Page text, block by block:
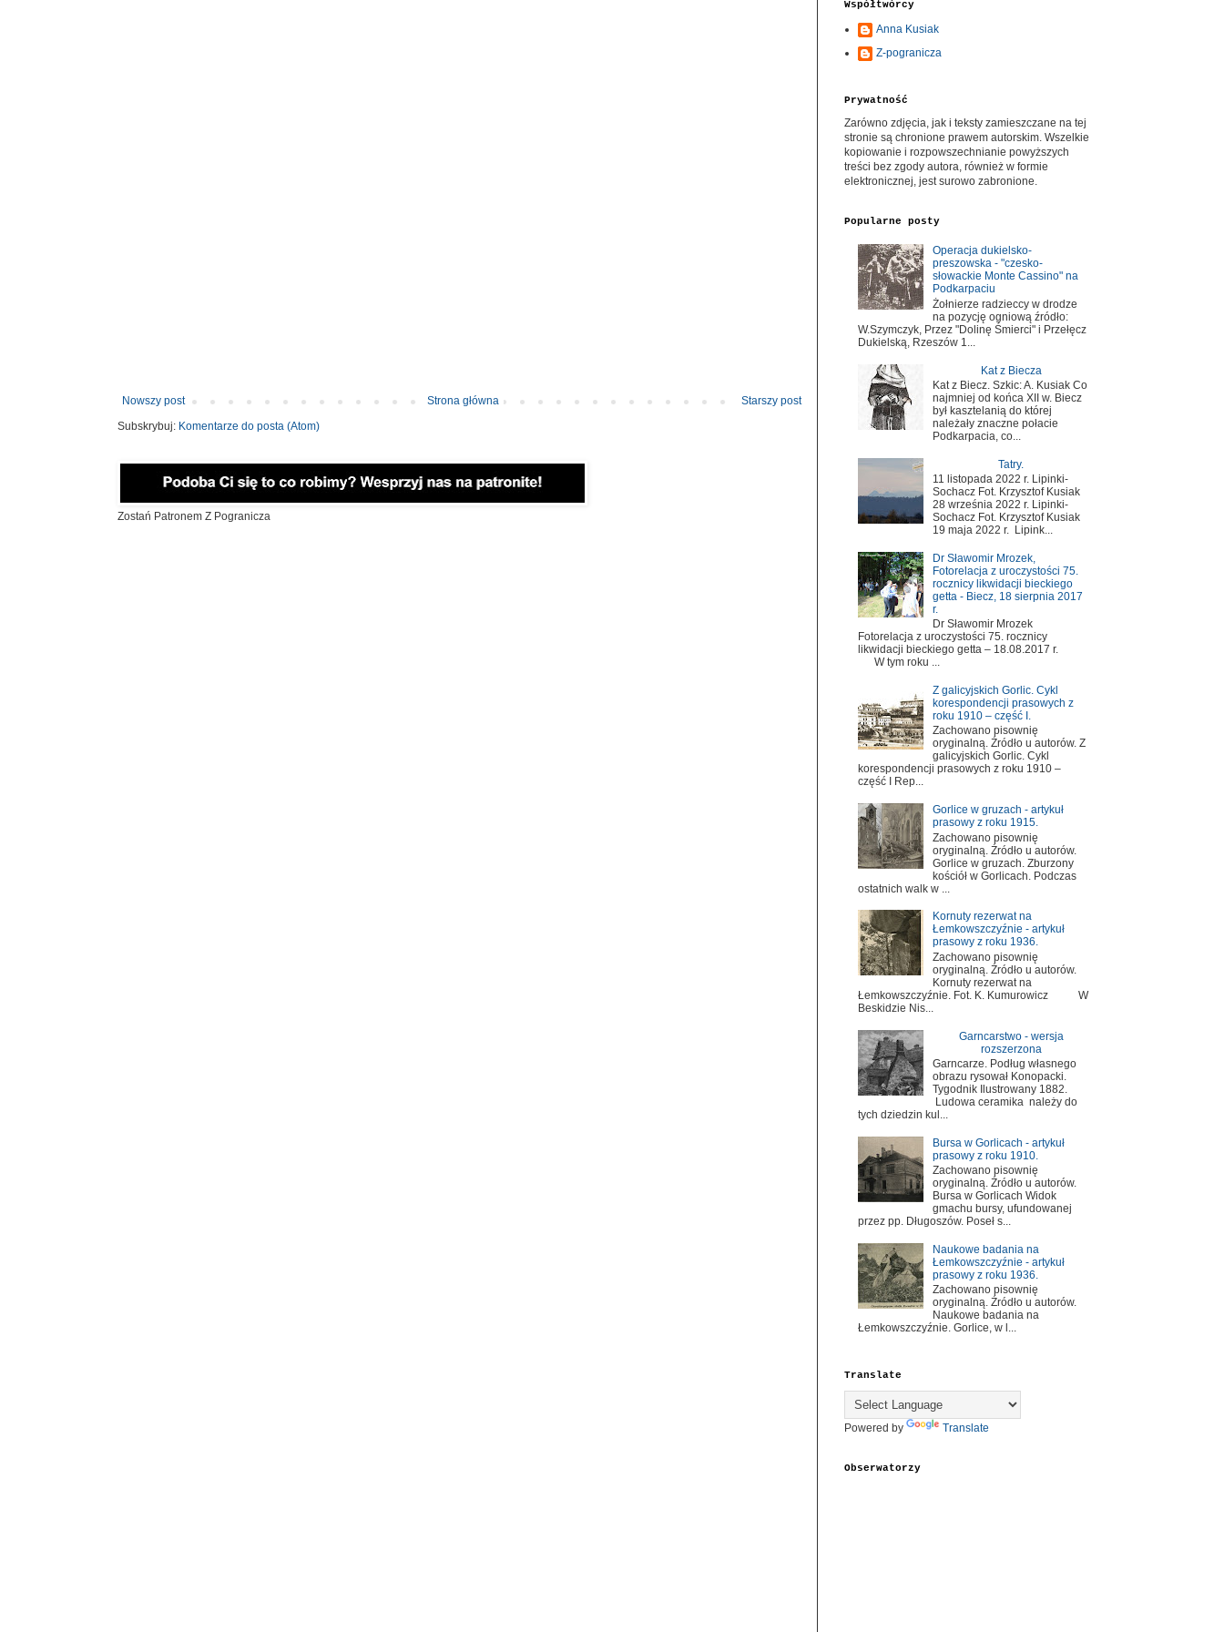
Nowszy post Starszy post
Strona główna
Subskrybuj: Komentarze do posta (Atom)
Zostań Patronem Z Pogranicza
Współtwórcy
Anna Kusiak
Z-pogranicza
Prywatność
Zarówno zdjęcia, jak i teksty zamieszczane na tej
stronie są chronione prawem autorskim. Wszelkie
kopiowanie i rozpowszechnianie powyższych
treści bez zgody autora, również w formie
elektronicznej, jest surowo zabronione.
Popularne posty
Operacja dukielsko-
preszowska - "czesko-
słowackie Monte Cassino" na
Podkarpaciu
Żołnierze radzieccy w drodze
na pozycję ogniową źródło:
W.Szymczyk, Przez "Dolinę Śmierci" i Przełęcz
Dukielską, Rzeszów 1...
Kat z Biecza
Kat z Biecz. Szkic: A. Kusiak Co
najmniej od końca XII w. Biecz
był kasztelanią do której
należały znaczne połacie
Podkarpacia, co...
Tatry.
11 listopada 2022 r. Lipinki-
Sochacz Fot. Krzysztof Kusiak
28 września 2022 r. Lipinki-
Sochacz Fot. Krzysztof Kusiak
19 maja 2022 r. Lipink...
Dr Sławomir Mrozek,
Fotorelacja z uroczystości 75.
rocznicy likwidacji bieckiego
getta - Biecz, 18 sierpnia 2017
r.
Dr Sławomir Mrozek
Fotorelacja z uroczystości 75. rocznicy
likwidacji bieckiego getta – 18.08.2017 r.
W tym roku ...
Z galicyjskich Gorlic. Cykl
korespondencji prasowych z
roku 1910 – część I.
Zachowano pisownię
oryginalną. Źródło u autorów. Z
galicyjskich Gorlic. Cykl
korespondencji prasowych z roku 1910 –
część I Rep...
Gorlice w gruzach - artykuł
prasowy z roku 1915.
Zachowano pisownię
oryginalną. Źródło u autorów.
Gorlice w gruzach. Zburzony
kościół w Gorlicach. Podczas
ostatnich walk w ...
Kornuty rezerwat na
Łemkowszczyźnie - artykuł
prasowy z roku 1936.
Zachowano pisownię
oryginalną. Źródło u autorów.
Kornuty rezerwat na
Łemkowszczyźnie. Fot. K. Kumurowicz W
Beskidzie Nis...
Garncarstwo - wersja
rozszerzona
Garncarze. Podług własnego
obrazu rysował Konopacki.
Tygodnik Ilustrowany 1882.
Ludowa ceramika należy do
tych dziedzin kul...
Bursa w Gorlicach - artykuł
prasowy z roku 1910.
Zachowano pisownię
oryginalną. Źródło u autorów.
Bursa w Gorlicach Widok
gmachu bursy, ufundowanej
przez pp. Długoszów. Poseł s...
Naukowe badania na
Łemkowszczyźnie - artykuł
prasowy z roku 1936.
Zachowano pisownię
oryginalną. Źródło u autorów.
Naukowe badania na
Łemkowszczyźnie. Gorlice, w l...
Translate
Powered by Translate
Obserwatorzy